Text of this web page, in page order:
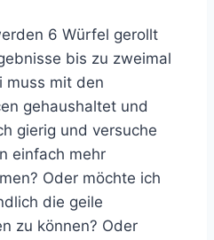
6 Würfel gerollt
bis zu zweimal
muss mit den
gehaushaltet und
gierig und versuche
einfach mehr
Oder möchte ich
die geile
zu können? Oder